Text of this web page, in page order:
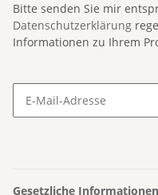
Bitte senden Sie mir
Datenschutzerklärung
Informationen zu Ihrem
Gesetzliche Informationen